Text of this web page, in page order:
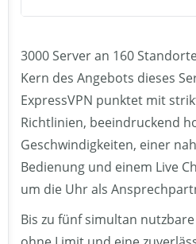
3000 Server an 160
Kern des Angebots dieses
ExpressVPN punktet mit
Richtlinien, beeindruckend
Geschwindigkeiten, einer
Bedienung und einem Live
um die Uhr als
Bis zu fünf simultan